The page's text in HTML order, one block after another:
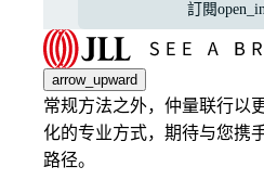
訂閱
arrow_upward
常规方法之外，仲量联行以
化的专业方式，期待与您携
路径。